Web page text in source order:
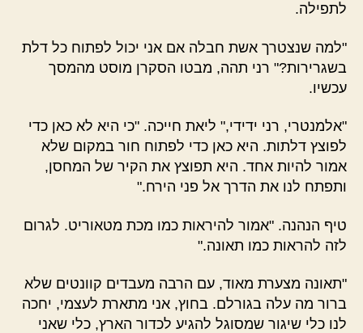
לתפילה.
"למה שנצטרך אשת חבלה אם אני יכול לפתוח כל דלת
בשגרירות?" רני תהה, מבטו הסקרן מוסט מהמסך
עכשיו.
"אלמנטרי, רני ידידי," ליאת חייכה. "כי היא לא כאן כדי
לפוצץ דלתות. היא כאן כדי לפתוח חור במקום שלא
אמור להיות אחד. היא תפוצץ את הקיר של המחסן,
ותפתח לנו את הדרך אל פני הירח."
טיף הנהנה. "אמור להיראות כמו מכת מטאוריט. לגרום
לזה להראות כמו תאונה."
"תאונה מצערת מאוד, עם הרבה מעבדים קוונטים שלא
ברור מה עלה בגורלם. בחוץ, אני מתארת לעצמי, יחכה
לנו כלי שיגור שמסוגל להגיע לכדור הארץ, כלי שאני